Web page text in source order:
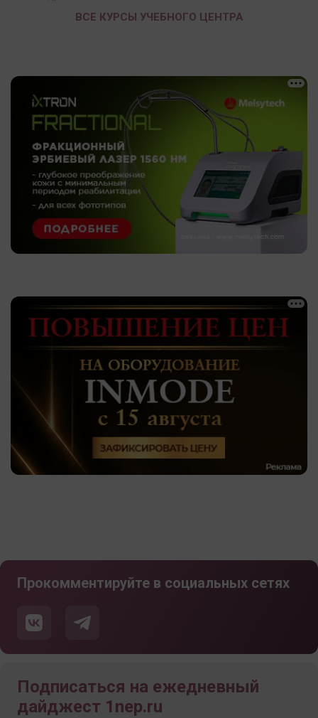
ВСЕ КУРСЫ УЧЕБНОГО ЦЕНТРА
Прокомментируйте в социальных сетях
Подписаться на ежедневный
дайджест 1nep.ru